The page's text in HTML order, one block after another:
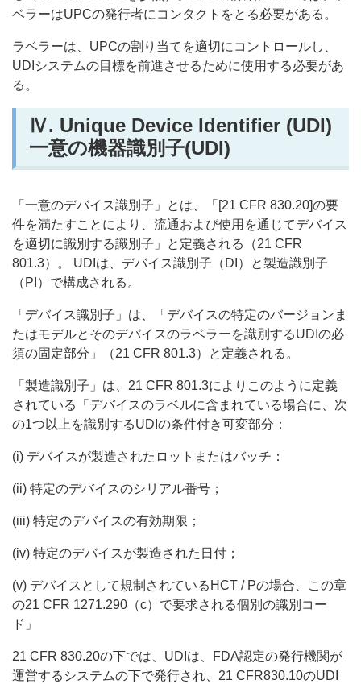
ベラーはUPCの発行者にコンタクトをとる必要がある。
ラベラーは、UPCの割り当てを適切にコントロールし、
UDIシステムの目標を前進させるために使用する必要があ
る。
Ⅳ. Unique Device Identifier (UDI)
一意の機器識別子(UDI)
「一意のデバイス識別子」とは、「[21 CFR 830.20]の要
件を満たすことにより、流通および使用を通じてデバイス
を適切に識別する識別子」と定義される（21 CFR
801.3）。 UDIは、デバイス識別子（DI）と製造識別子
（PI）で構成される。
「デバイス識別子」は、「デバイスの特定のバージョンま
たはモデルとそのデバイスのラベラーを識別するUDIの必
須の固定部分」（21 CFR 801.3）と定義される。
「製造識別子」は、21 CFR 801.3によりこのように定義
されている「デバイスのラベルに含まれている場合に、次
の1つ以上を識別するUDIの条件付き可変部分：
(i) デバイスが製造されたロットまたはバッチ：
(ii) 特定のデバイスのシリアル番号；
(iii) 特定のデバイスの有効期限；
(iv) 特定のデバイスが製造された日付；
(v) デバイスとして規制されているHCT / Pの場合、この章
の21 CFR 1271.290（c）で要求される個別の識別コー
ド」
21 CFR 830.20の下では、UDIは、FDA認定の発行機関が
運営するシステムの下で発行され、21 CFR830.10のUDI